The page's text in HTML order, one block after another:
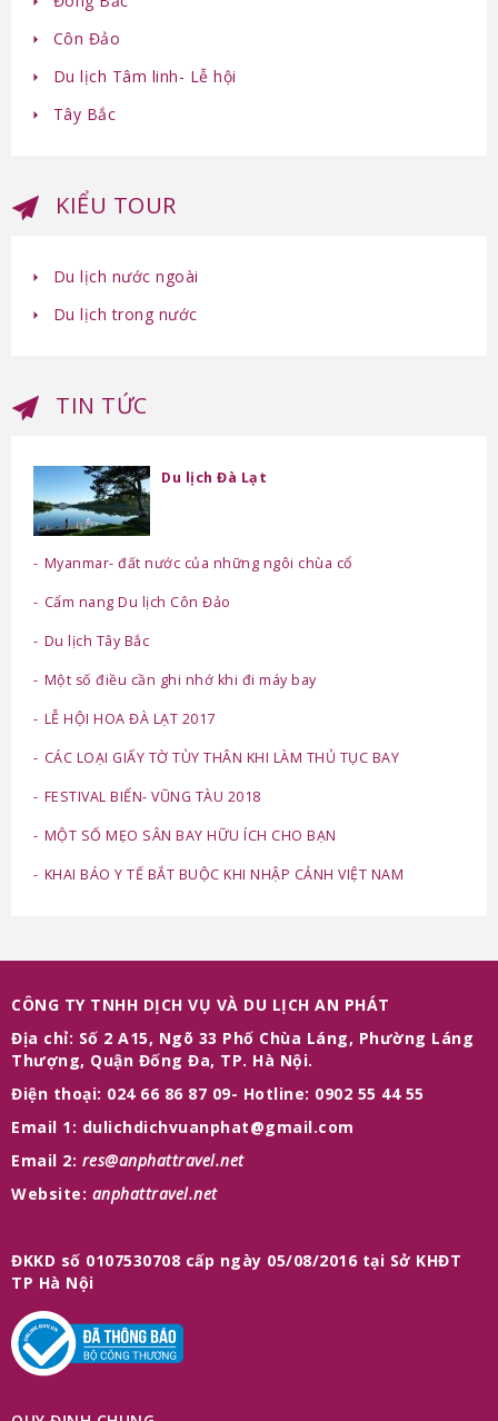
Côn Đảo
Du lịch Tâm linh- Lễ hội
Tây Bắc
KIỂU TOUR
Du lịch nước ngoài
Du lịch trong nước
TIN TỨC
Du lịch Đà Lạt
Myanmar- đất nước của những ngôi chùa cổ
Cẩm nang Du lịch Côn Đảo
Du lịch Tây Bắc
Một số điều cần ghi nhớ khi đi máy bay
LỄ HỘI HOA ĐÀ LẠT 2017
CÁC LOẠI GIẤY TỜ TÙY THÂN KHI LÀM THỦ TỤC BAY
FESTIVAL BIỂN- VŨNG TÀU 2018
MỘT SỐ MẸO SÂN BAY HỮU ÍCH CHO BẠN
KHAI BÁO Y TẾ BẮT BUỘC KHI NHẬP CẢNH VIỆT NAM
CÔNG TY TNHH DỊCH VỤ VÀ DU LỊCH AN PHÁT
Địa chỉ: Số 2 A15, Ngõ 33 Phố Chùa Láng, Phường Láng
Thượng, Quận Đống Đa, TP. Hà Nội.
Điện thoại: 024 66 86 87 09- Hotline: 0902 55 44 55
Email 1: dulichdichvuanphat@gmail.com
Email 2: res@anphattravel.net
Website: anphattravel.net
ĐKKD số 0107530708 cấp ngày 05/08/2016 tại Sở KHĐT
TP Hà Nội